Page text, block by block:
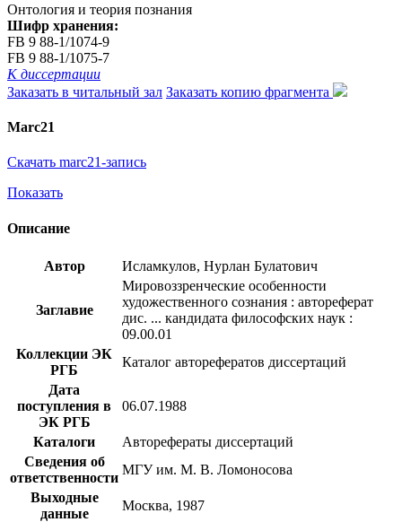
Онтология и теория познания
Шифр хранения:
FB 9 88-1/1074-9
FB 9 88-1/1075-7
К диссертации
Заказать в читальный зал Заказать копию фрагмента
Marc21
Скачать marc21-запись
Показать
Описание
Автор Исламкулов, Нурлан Булатович
Заглавие
Мировоззренческие особенности
художественного сознания : автореферат
дис. ... кандидата философских наук :
09.00.01
Коллекции ЭК
РГБ
Каталог авторефератов диссертаций
Дата
поступления в
ЭК РГБ
06.07.1988
Каталоги
Авторефераты диссертаций
Сведения об
ответственности
МГУ им. М. В. Ломоносова
Выходные
данные
Москва, 1987